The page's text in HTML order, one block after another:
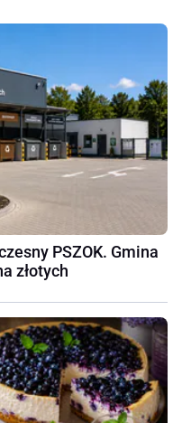
PSZOK. Gmina
złotych